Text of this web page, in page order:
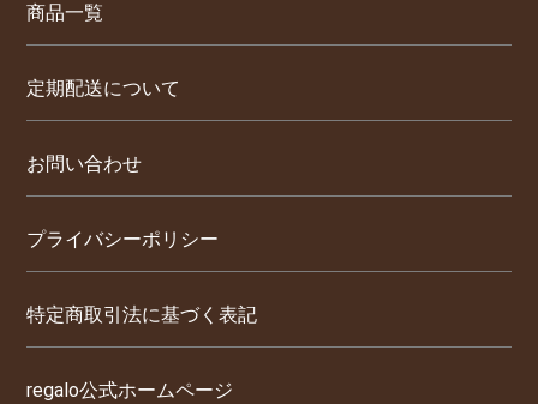
商品一覧
定期配送について
お問い合わせ
プライバシーポリシー
特定商取引法に基づく表記
regalo公式ホームページ